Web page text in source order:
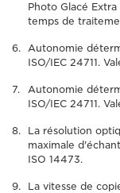
Photo Glacé
temps de
Autonomie
ISO/IEC 24711.
Autonomie
ISO/IEC 24711.
La résolution
maximale
ISO 14473.
La vitesse de